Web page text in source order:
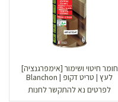
חומר חיטוי ושימור [אימפרגנציה]
לעץ | טריט דקופ | Blanchon
לפרטים נא להתקשר לחנות